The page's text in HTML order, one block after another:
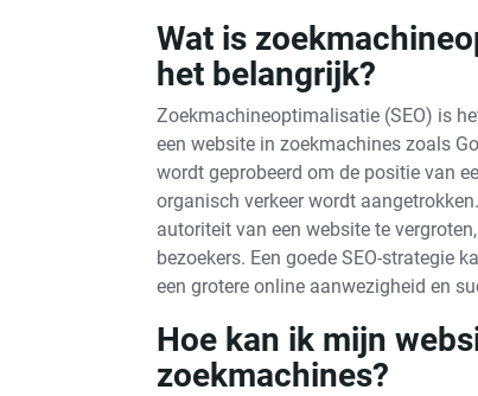
Wat is
het belangrijk?
Zoekmachineoptimalisatie (SEO) is
een website in zoekmachines zoals
wordt geprobeerd om de positie van
organisch verkeer wordt
autoriteit van een website te
bezoekers. Een goede SEO-strategie
een grotere online aanwezigheid en
Hoe kan ik mijn
zoekmachines?